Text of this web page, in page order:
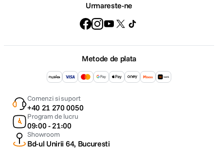
Urmareste-ne
Metode de plata
Comenzi si suport
+40 21 270 0050
Program de lucru
09:00 - 21:00
Showroom
Bd-ul Unirii 64, Bucuresti